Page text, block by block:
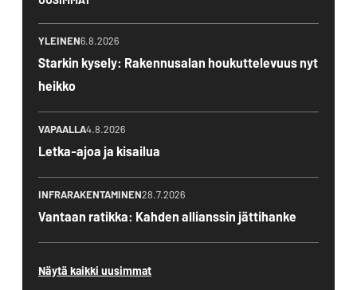
YLEINEN6.8.2026
Starkin kysely: Rakennusalan houkuttelevuus nyt
heikko
VAPAALLA4.8.2026
Letka-ajoa ja kisailua
INFRARAKENTAMINEN28.7.2026
Vantaan ratikka: Kahden allianssin jättihanke
Näytä kaikki uusimmat